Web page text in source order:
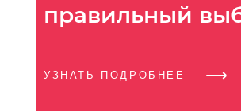
правильный
УЗНАТЬ ПОДРОБНЕЕ